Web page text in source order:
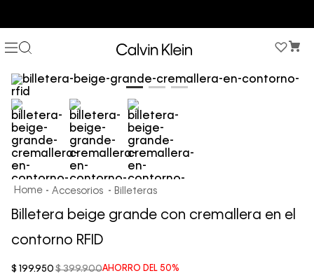
Accesorios Billeteras
Billetera beige grande con cremallera en el
contorno RFID
AHORRO DEL 50%
$ 399.900
$ 199.950